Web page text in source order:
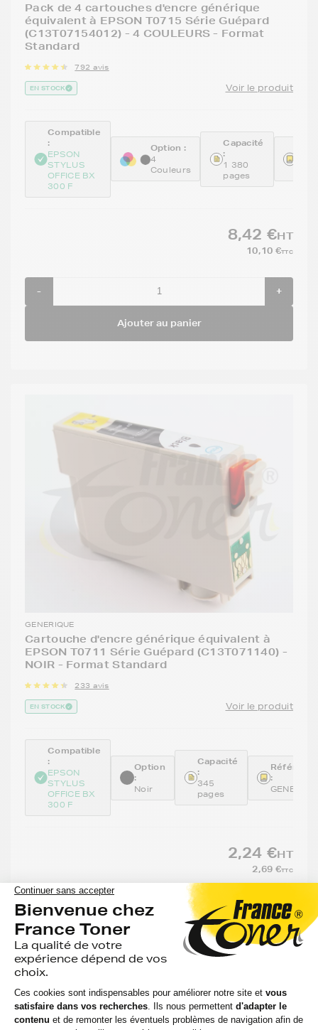
Pack de 4 cartouches d'encre générique
équivalent à EPSON T0715 Série Guépard
(C13T07154012) - 4 COULEURS - Format
Standard
792 avis
EN STOCK Voir le produit
Compatible
:
EPSON
STYLUS
OFFICE BX
300 F
Option :
4
Couleurs
Capacité
:
1 380
pages
8,42 €HT
10,10 €TTC
- +
Ajouter au panier
GENERIQUE
Cartouche d'encre générique équivalent à
EPSON T0711 Série Guépard (C13T071140) -
NOIR - Format Standard
233 avis
EN STOCK Voir le produit
Compatible
:
EPSON
STYLUS
OFFICE BX
300 F
Option
:
Noir
Capacité
:
345
pages
:
GENE711
2,24 €HT
2,69 €TTC
- +
Ajouter au panier